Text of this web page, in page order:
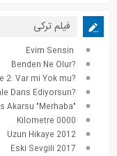
فیلم ترکی
?Benden Ne Olur
?Haile 2: Var mi Yok mu
?Sen Kiminle Dans Ediyorsun
"Baris Akarsu "Merhaba
0000 Kilometre
2012 Uzun Hikaye
2017 Eski Sevgili